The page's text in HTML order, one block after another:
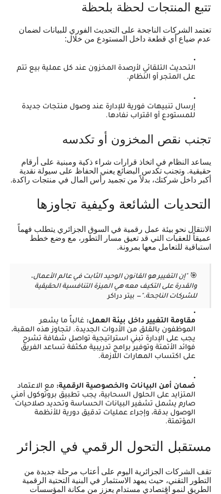
تتبع المنتجات لحظة بلحظة
تعتمد الشركات الناجحة على التحديث الفوري للبيانات لضمان
عدم ضياع أي قطعة داخل المستودع من خلال:
التحديث التلقائي لأرصدة المخزون عند كل عملية بيع تتم
على المتجر أو النظام.
إرسال تنبيهات فورية للإدارة عند وصول منتجات جديدة
للمستودع أو اقتراب نفادها.
تجنب نقص المخزون أو تكدسه
يساعد النظام في اتخاذ قرارات شراء ذكية ومبنية على أرقام
حقيقية. وتجنب تكدس البضائع يعني الحفاظ على سيولة نقدية
أكبر داخل شركتك، بدلاً من تجميد رأس المال في منتجات راكدة.
التحديات الشائعة وكيفية تجاوزها
الانتقال نحو بيئة عمل رقمية في السوق الجزائري يتطلب فهماً
عميقاً للعقبات التي قد تعيق مسار التطور، مع وضع خطط
استباقية للتعامل معها بمرونة.
🎯"إن التغيير هو القانون الوحيد الثابت في عالم الأعمال،
والقدرة على التكيف معه هي الميزة التنافسية الحقيقية
للشركات الناجحة." — بيتر دراكر
مقاومة التغيير داخل بيئة العمل: غالباً ما يشعر
الموظفون بالقلق من الأدوات الجديدة. لتجاوز هذه العقبة،
يجب على الإدارة تبني استراتيجية تواصل شفافة تشرح
فوائد الأتمتة وتوفير برامج تدريبية مكثفة تساعد الفريق
على اكتساب المهارات اللازمة.
ضمان أمن البيانات والخصوصية الرقمية: مع الاعتماد
المتزايد على الحلول السحابية، يجب تطبيق بروتوكول أمني
صارم يشمل تشفير البيانات الحساسة وتحديد صلاحيات
الوصول بدقة، وإجراء عمليات تدقيق دورية للأنظمة
المؤتمتة.
مستقبل التحول الرقمي في الجزائر
تقف الشركات الجزائرية اليوم على أعتاب مرحلة جديدة من
التطور التقني، حيث يمهد الاستثمار في البنية التحتية الرقمية
الطريق لنمو اقتصادي مستدام يعزز من مكانة المؤسسات